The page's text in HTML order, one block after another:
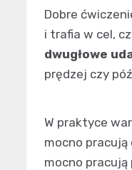
Dobre
i trafia w cel,
dwugłowe
prędzej czy
W praktyce
mocno pracują
mocno